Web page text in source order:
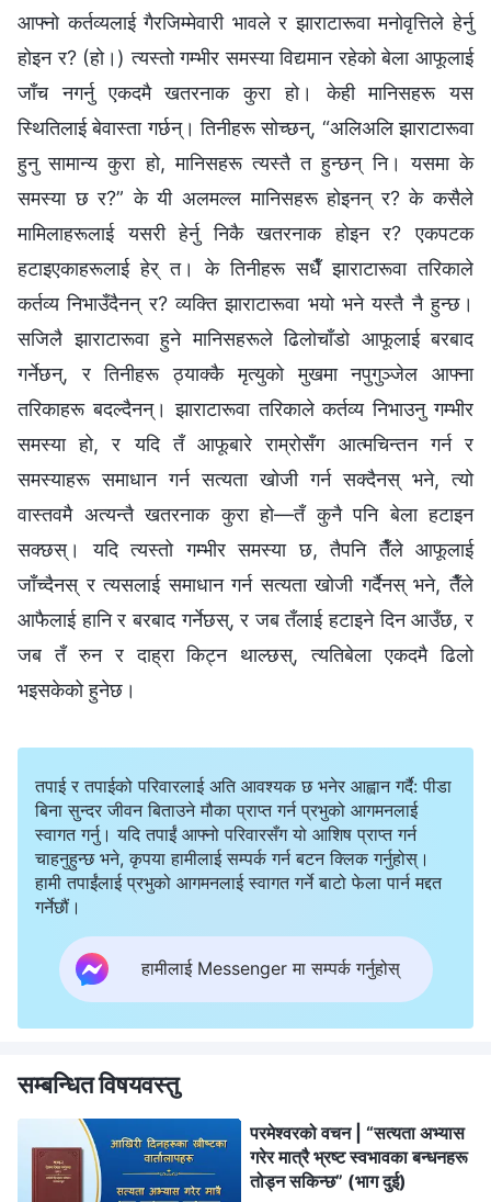
आफ्नो कर्तव्यलाई गैरजिम्मेवारी भावले र झाराटारूवा मनोवृत्तिले हेर्नु
होइन र? (हो।) त्यस्तो गम्भीर समस्या विद्यमान रहेको बेला आफूलाई
जाँच नगर्नु एकदमै खतरनाक कुरा हो। केही मानिसहरू यस
स्थितिलाई बेवास्ता गर्छन्। तिनीहरू सोच्छन्, “अलिअलि झाराटारूवा
हुनु सामान्य कुरा हो, मानिसहरू त्यस्तै त हुन्छन् नि। यसमा के
समस्या छ र?” के यी अलमल्ल मानिसहरू होइनन् र? के कसैले
मामिलाहरूलाई यसरी हेर्नु निकै खतरनाक होइन र? एकपटक
हटाइएकाहरूलाई हेर् त। के तिनीहरू सधैँ झाराटारूवा तरिकाले
कर्तव्य निभाउँदैनन् र? व्यक्ति झाराटारूवा भयो भने यस्तै नै हुन्छ।
सजिलै झाराटारूवा हुने मानिसहरूले ढिलोचाँडो आफूलाई बरबाद
गर्नेछन्, र तिनीहरू ठ्याक्‍कै मृत्युको मुखमा नपुगुञ्जेल आफ्ना
तरिकाहरू बदल्दैनन्। झाराटारूवा तरिकाले कर्तव्य निभाउनु गम्भीर
समस्या हो, र यदि तँ आफूबारे राम्रोसँग आत्मचिन्तन गर्न र
समस्याहरू समाधान गर्न सत्यता खोजी गर्न सक्दैनस् भने, त्यो
वास्तवमै अत्यन्तै खतरनाक कुरा हो—तँ कुनै पनि बेला हटाइन
सक्छस्। यदि त्यस्तो गम्भीर समस्या छ, तैपनि तैँले आफूलाई
जाँच्दैनस् र त्यसलाई समाधान गर्न सत्यता खोजी गर्दैनस् भने, तैँले
आफैलाई हानि र बरबाद गर्नेछस्, र जब तँलाई हटाइने दिन आउँछ, र
जब तँ रुन र दाह्रा किट्न थाल्छस्, त्यतिबेला एकदमै ढिलो
भइसकेको हुनेछ।
तपाई र तपाईको परिवारलाई अति आवश्यक छ भनेर आह्वान गर्दै: पीडा
बिना सुन्दर जीवन बिताउने मौका प्राप्त गर्न प्रभुको आगमनलाई
स्वागत गर्नु। यदि तपाईं आफ्नो परिवारसँग यो आशिष प्राप्त गर्न
चाहनुहुन्छ भने, कृपया हामीलाई सम्पर्क गर्न बटन क्लिक गर्नुहोस्।
हामी तपाईंलाई प्रभुको आगमनलाई स्वागत गर्ने बाटो फेला पार्न मद्दत
गर्नेछौं।
हामीलाई Messenger मा सम्पर्क गर्नुहोस्
सम्बन्धित विषयवस्तु
परमेश्‍वरको वचन | “सत्यता अभ्यास
गरेर मात्रै भ्रष्ट स्वभावका बन्धनहरू
तोड्न सकिन्छ” (भाग दुई)